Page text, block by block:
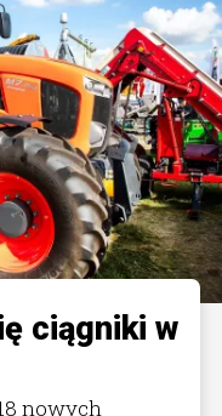
ciągniki w
nowych